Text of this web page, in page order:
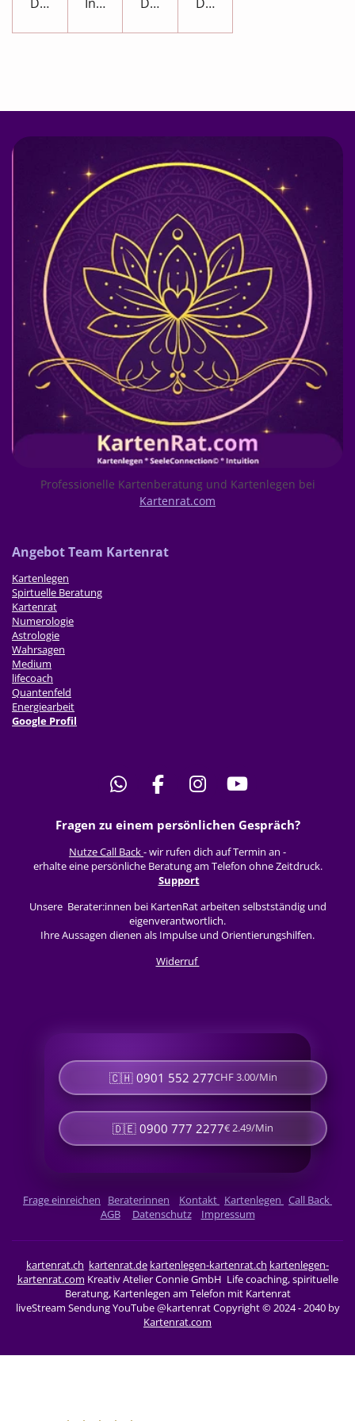
Professionelle Kartenberatung und Kartenlegen bei
Kartenrat.com
Angebot Team Kartenrat
Kartenlegen
Spirtuelle Beratung
Kartenrat
Numerologie
Astrologie
Wahrsagen
Medium
lifecoach
Quantenfeld
Energiearbeit
Google Profil
W
a
t
s
p
p
F
c
e
b
o
o
k
I
s
t
a
g
r
a
m
Y
u
T
u
e
Fragen zu einem persönlichen Gespräch?
Nutze Call Back- wir rufen dich auf Termin an -
erhalte eine persönliche Beratung am Telefon ohne Zeitdruck.
Support
Unsere Berater:innen bei KartenRat arbeiten selbstständig und
eigenverantwortlich.
Ihre Aussagen dienen als Impulse und Orientierungshilfen.
Widerruf
🇨🇭 0901 552 277CHF 3.00/Min
🇩🇪 0900 777 2277€ 2.49/Min
Frage einreichen Beraterinnen Kontakt Kartenlegen Call Back
AGB
Datenschutz Impressum
kartenrat.ch kartenrat.de kartenlegen-kartenrat.ch kartenlegen-
kartenrat.com Kreativ Atelier Connie GmbH Life coaching, spirituelle
Beratung, Kartenlegen am Telefon mit Kartenrat
liveStream Sendung YouTube @kartenratCopyright © 2024 - 2040 by
Kartenrat.com